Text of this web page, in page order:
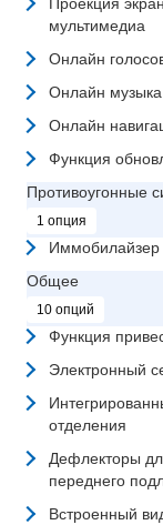
Проекция
мультимедиа
Онлайн
Онлайн музыка
Онлайн
Функция
Противоугонные
1 опция
Иммобилайзер
Общее
10 опций
Функция
Электронный
отделения
Дефлекторы
переднего
Встроенный